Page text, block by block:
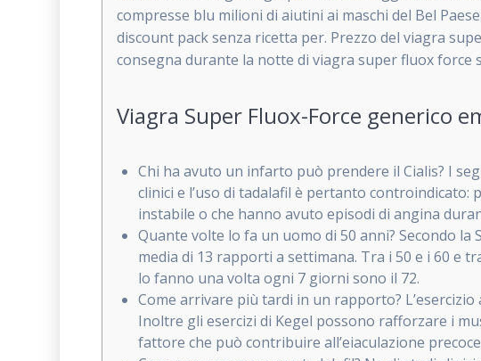
compresse blu milioni di aiutini ai maschi del Bel
discount pack senza ricetta per. Prezzo del viagra
consegna durante la notte di viagra super fluox force
Viagra Super Fluox-Force generico
Chi ha avuto un infarto può prendere il Cialis? I
clinici e l’uso di tadalafil è pertanto
instabile o che hanno avuto episodi di angina
Quante volte lo fa un uomo di 50 anni? Secondo la
media di 13 rapporti a settimana. Tra i 50 e i 60 e
lo fanno una volta ogni 7 giorni sono il 72.
Come arrivare più tardi in un rapporto?
Inoltre gli esercizi di Kegel possono rafforzare i
fattore che può contribuire all’eiaculazione